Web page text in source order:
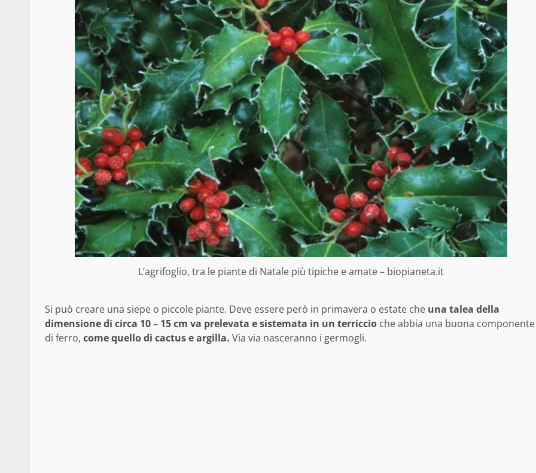
L’agrifoglio, tra le piante di Natale più tipiche e amate – biopianeta.it
Si può creare una siepe o piccole piante. Deve essere però in primavera o estate che una talea della
dimensione di circa 10 – 15 cm va prelevata e sistemata in un terriccio che abbia una buona componente
di ferro, come quello di cactus e argilla. Via via nasceranno i germogli.